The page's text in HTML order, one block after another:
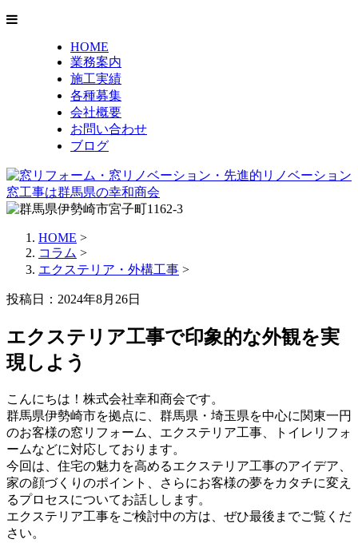
HOME
業務案内
施工実績
各種募集
会社概要
お問い合わせ
ブログ
HOME >
コラム >
エクステリア・外構工事 >
投稿日：2024年8月26日
エクステリア工事で印象的な外観を実
現しよう
こんにちは！株式会社幸和商会です。
群馬県伊勢崎市を拠点に、群馬県・埼玉県を中心に関東一円
のお客様の窓リフォーム、エクステリア工事、トイレリフォ
ームなどに対応しております。
今回は、住宅の魅力を高めるエクステリア工事のアイデア、
家の顔づくりのポイント、さらにお客様の夢をカタチに変え
るプロセスについてお話しします。
エクステリア工事をご検討中の方は、ぜひ最後までご覧くだ
さい。